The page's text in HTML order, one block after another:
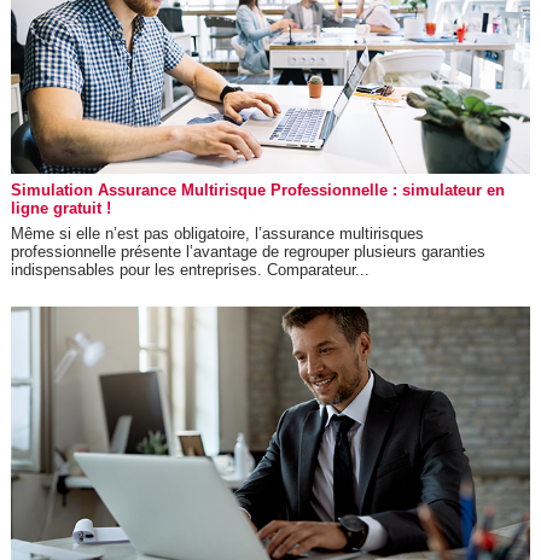
Simulation Assurance Multirisque Professionnelle : simulateur en
ligne gratuit !
Même si elle n’est pas obligatoire, l’assurance multirisques
professionnelle présente l’avantage de regrouper plusieurs garanties
indispensables pour les entreprises. Comparateur...